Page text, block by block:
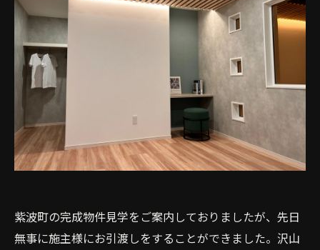
紫波町の完成物件見学をご案内しておりましたが、先日
無事に施主様にお引渡しをすることができました。沢山